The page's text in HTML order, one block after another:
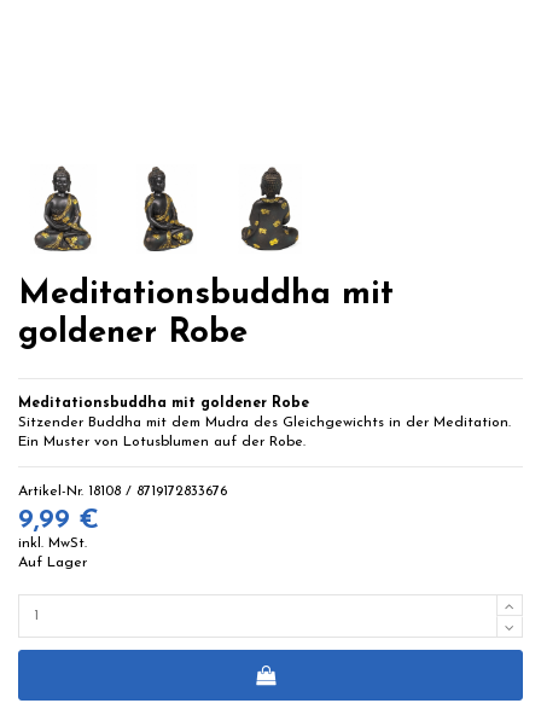
Meditationsbuddha mit
goldener Robe
Meditationsbuddha mit goldener Robe
Sitzender Buddha mit dem Mudra des Gleichgewichts in der Meditation.
Ein Muster von Lotusblumen auf der Robe.
Artikel-Nr. 18108 / 8719172833676
9,99 €
inkl. MwSt.
Auf Lager